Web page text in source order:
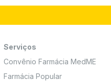
Serviços
Convênio Farmácia MedME
Farmácia Popular